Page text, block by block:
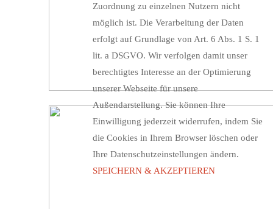
Zuordnung zu einzelnen Nutzern nicht
möglich ist. Die Verarbeitung der Daten
erfolgt auf Grundlage von Art. 6 Abs. 1 S. 1
lit. a DSGVO. Wir verfolgen damit unser
berechtigtes Interesse an der Optimierung
unserer Webseite für unsere
Außendarstellung. Sie können Ihre
Einwilligung jederzeit widerrufen, indem Sie
die Cookies in Ihrem Browser löschen oder
Ihre Datenschutzeinstellungen ändern.
SPEICHERN & AKZEPTIEREN